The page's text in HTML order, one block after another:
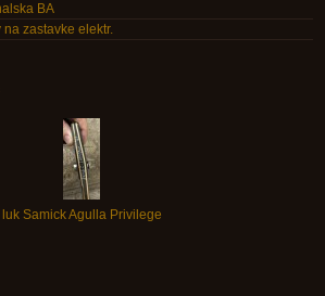
BA
zastavke elektr.
luk Samick Agulla Privilege